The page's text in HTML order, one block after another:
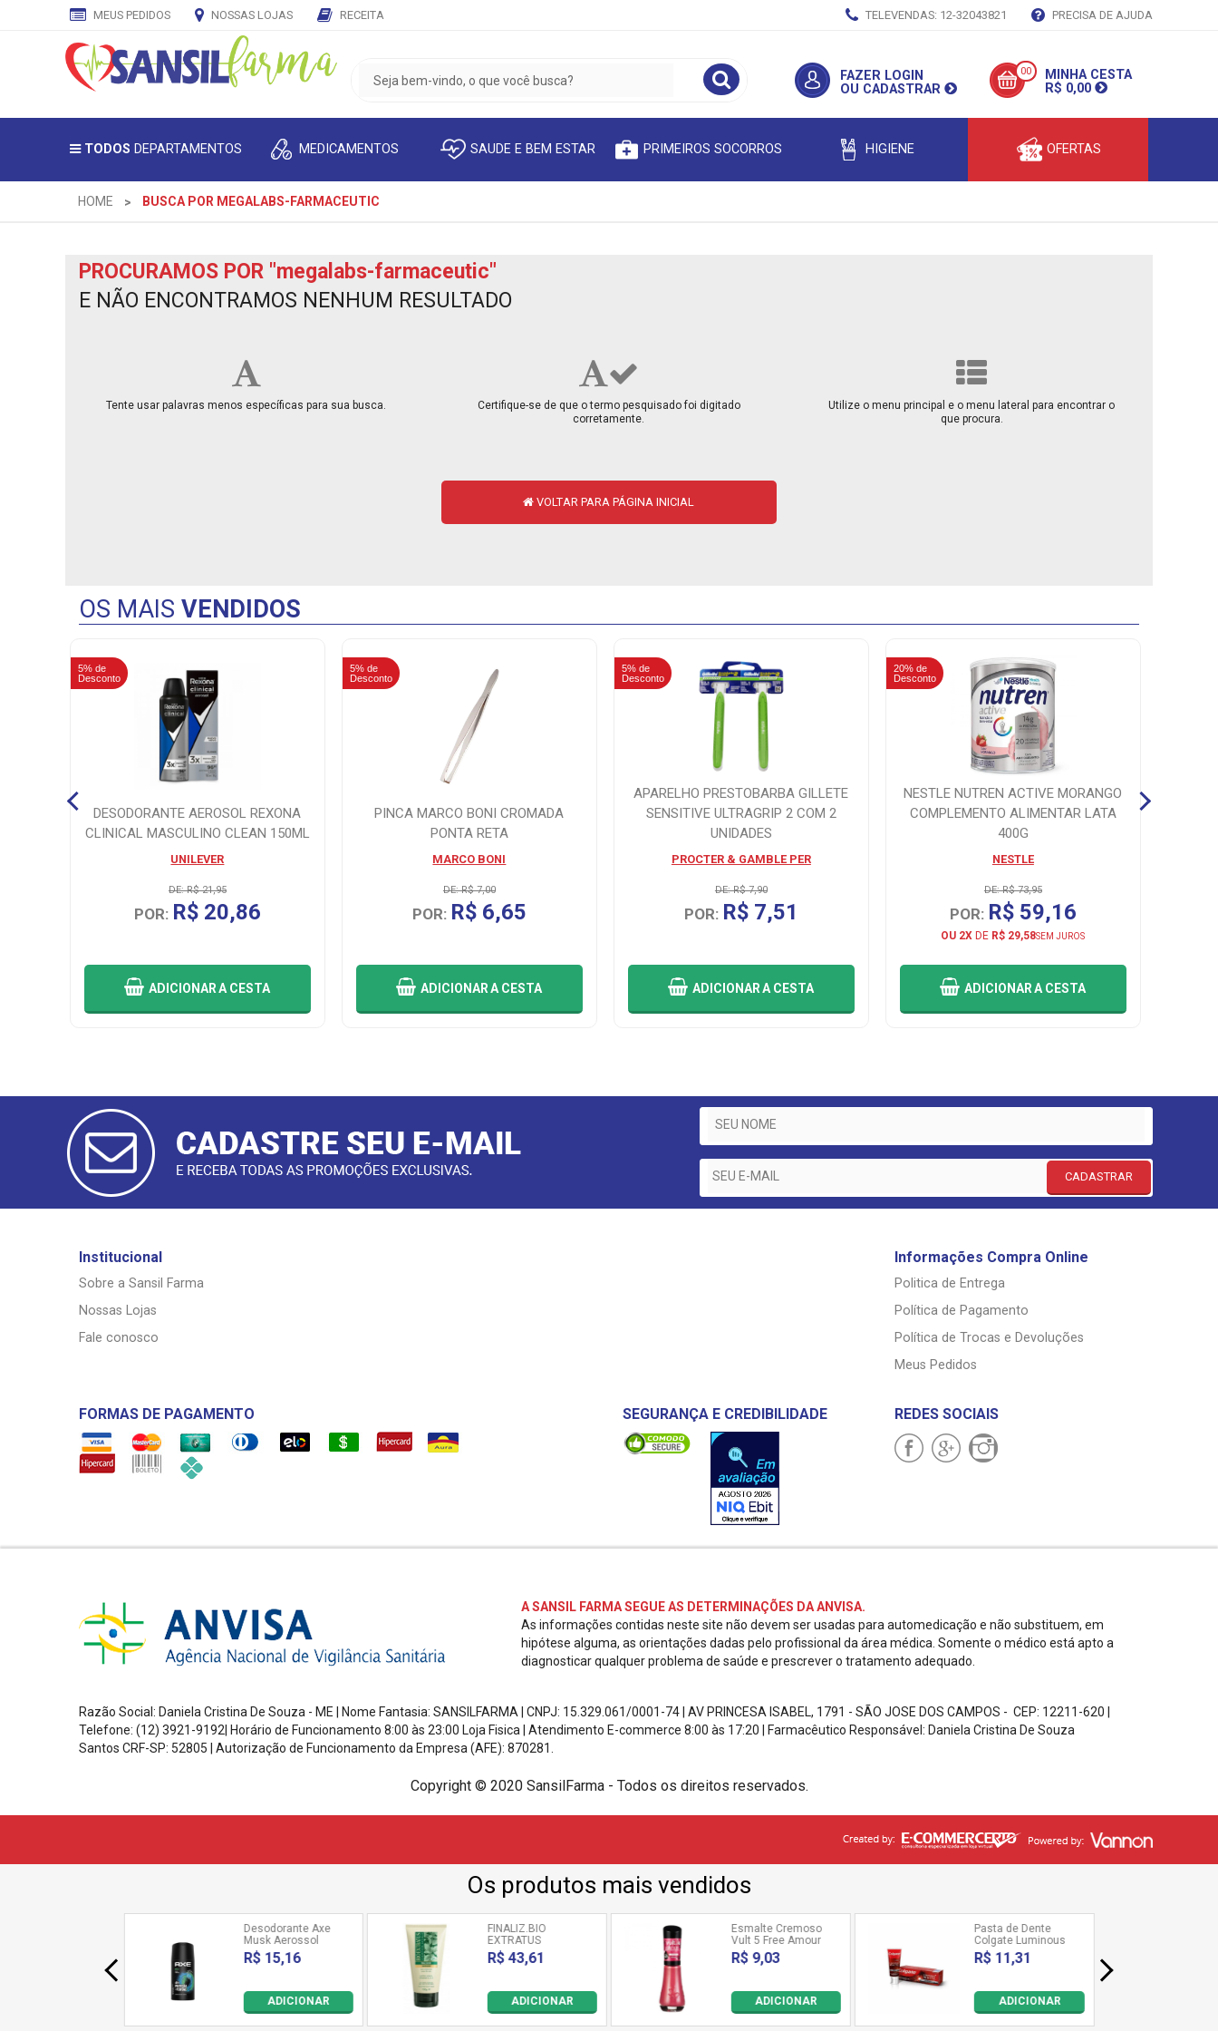
MEUS PEDIDOS NOSSAS LOJAS RECEITA TELEVENDAS: 12-32043821 PRECISA DE AJUDA
SANSILFARMA
FAZER LOGIN
OU CADASTRAR
00
MINHA CESTA
R$ 0,00
TODOS DEPARTAMENTOS MEDICAMENTOS SAUDE E BEM ESTAR PRIMEIROS SOCORROS HIGIENE OFERTAS
HOME BUSCA POR MEGALABS-FARMACEUTIC
PROCURAMOS POR "megalabs-farmaceutic"
E NÃO ENCONTRAMOS NENHUM RESULTADO
Tente usar palavras menos específicas para sua busca.
Certifique-se de que o termo pesquisado foi digitado
corretamente.
Utilize o menu principal e o menu lateral para encontrar o
que procura.
VOLTAR PARA PÁGINA INICIAL
OS MAIS VENDIDOS
5% de
Desconto
DESODORANTE AEROSOL REXONA
CLINICAL MASCULINO CLEAN 150ML
UNILEVER
DE: R$ 21,95
POR: R$ 20,86
ADICIONAR A CESTA
5% de
Desconto
PINCA MARCO BONI CROMADA
PONTA RETA
MARCO BONI
DE: R$ 7,00
POR: R$ 6,65
ADICIONAR A CESTA
5% de
Desconto
APARELHO PRESTOBARBA GILLETE
SENSITIVE ULTRAGRIP 2 COM 2
UNIDADES
PROCTER & GAMBLE PER
DE: R$ 7,90
POR: R$ 7,51
ADICIONAR A CESTA
20% de
Desconto
NESTLE NUTREN ACTIVE MORANGO
COMPLEMENTO ALIMENTAR LATA
400G
NESTLE
DE: R$ 73,95
POR: R$ 59,16
OU 2X DE R$ 29,58SEM JUROS
ADICIONAR A CESTA
CADASTRE
SEU
MAIL
E
CADASTRAR
E-MAIL
CADASTRAR
Institucional
Sobre a Sansil Farma
Nossas Lojas
Fale conosco
Informações Compra Online
Politica de Entrega
Política de Pagamento
Política de Trocas e Devoluções
Meus Pedidos
FORMAS DE PAGAMENTO SEGURANÇA E CREDIBILIDADE REDES SOCIAIS
A SANSIL FARMA SEGUE AS DETERMINAÇÕES DA ANVISA.
As informações contidas neste site não devem ser usadas para automedicação e não substituem, em
hipótese alguma, as orientações dadas pelo profissional da área médica. Somente o médico está apto a
diagnosticar qualquer problema de saúde e prescrever o tratamento adequado.
Razão Social: Daniela Cristina De Souza - ME | Nome Fantasia: SANSILFARMA | CNPJ: 15.329.061/0001-74 AV PRINCESA ISABEL, 1791 - SÃO JOSE DOS CAMPOS - CEP: 12211-620
Telefone: (12) 3921-9192| Horário de Funcionamento 8:00 às 23:00 Loja Fisica | Atendimento E-commerce 8:00 às 17:20
| Farmacêutico Responsável: Daniela Cristina De Souza
Santos CRF-SP: 52805 | Autorização de Funcionamento da Empresa (AFE): 870281.
Copyright © 2020 SansilFarma - Todos os direitos reservados.